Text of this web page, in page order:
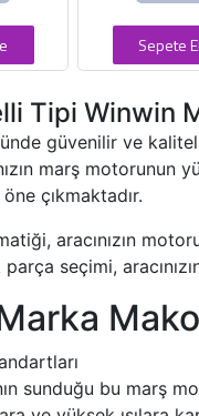
Sepete
Tipi Winwin
güvenilir ve
marş motorunun
çıkmaktadır.
aracınızın
seçimi,
sunduğu bu marş